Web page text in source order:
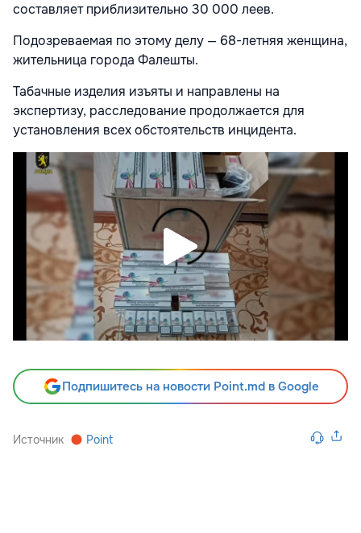
составляет приблизительно 30 000 леев.
Подозреваемая по этому делу — 68-летняя женщина,
жительница города Фалешты.
Табачные изделия изъяты и направлены на
экспертизу, расследование продолжается для
установления всех обстоятельств инцидента.
Подпишитесь на новости Point.md в Google
Источник Point